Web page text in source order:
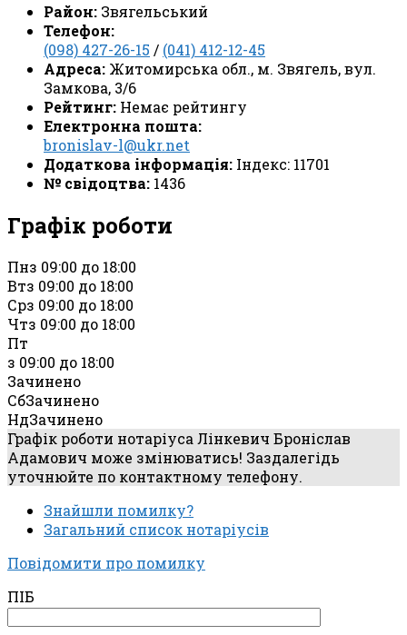
Район: Звягельський
Телефон:
(098) 427-26-15 / (041) 412-12-45
Адреса: Житомирська обл., м. Звягель, вул.
Замкова, 3/6
Рейтинг: Немає рейтингу
Електронна пошта:
bronislav-l@ukr.net
Додаткова інформація: Індекс: 11701
№ свідоцтва: 1436
Графік роботи
Пнз 09:00 до 18:00
Втз 09:00 до 18:00
Срз 09:00 до 18:00
Чтз 09:00 до 18:00
Пт
з 09:00 до 18:00
Зачинено
СбЗачинено
НдЗачинено
Графік роботи нотаріуса Лінкевич Броніслав
Адамович може змінюватись! Заздалегідь
уточнюйте по контактному телефону.
Знайшли помилку?
Загальний список нотаріусів
Повідомити про помилку
ПІБ